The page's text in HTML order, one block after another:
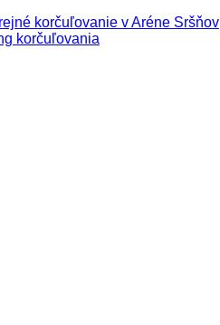
korčuľovanie v Aréne Sršňov
korčuľovania